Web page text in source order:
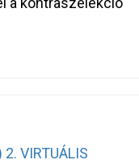
2. VIRTUÁLIS